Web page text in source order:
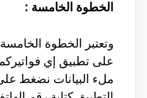
الخطوة الخامسة :
وتعتبر الخطوة
على تطبيق إي
ملء البيانات نضغط